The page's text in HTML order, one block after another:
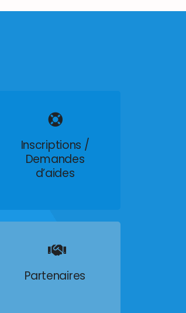
Inscriptions /
Demandes
d’aides
Partenaires